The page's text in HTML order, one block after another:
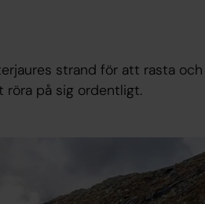
strand för att rasta
röra på sig ordentligt.